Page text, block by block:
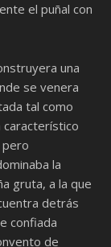
el puñal con
una
se venera
tal como
característico
pero
la
gruta, a la que
detrás
confiada
de